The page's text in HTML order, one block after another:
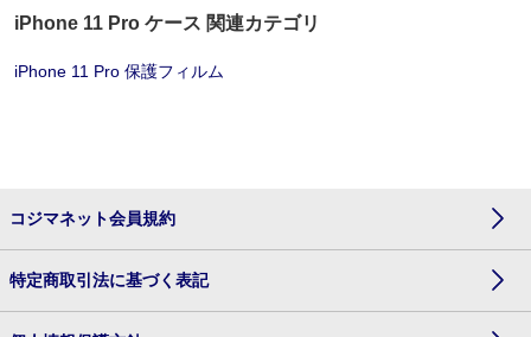
iPhone 11 Pro ケース 関連カテゴリ
iPhone 11 Pro 保護フィルム
コジマネット会員規約
特定商取引法に基づく表記